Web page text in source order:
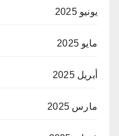
يونيو 2025
مايو 2025
أبريل 2025
مارس 2025